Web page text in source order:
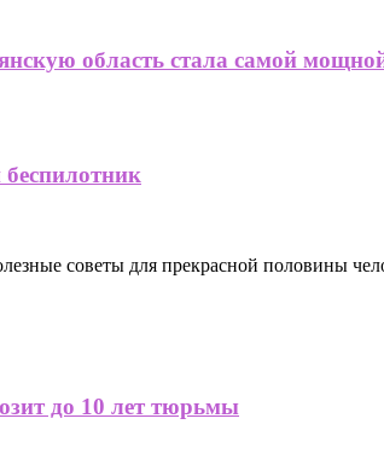
область стала самой мощной
советы для прекрасной половины
до 10 лет тюрьмы